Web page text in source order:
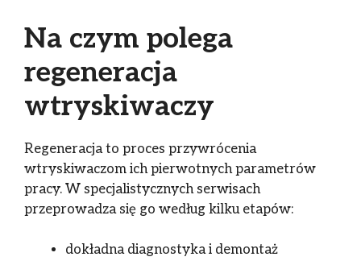
Na czym polega
regeneracja
wtryskiwaczy
Regeneracja to proces przywrócenia
wtryskiwaczom ich pierwotnych parametrów
pracy. W specjalistycznych serwisach
przeprowadza się go według kilku etapów:
dokładna diagnostyka i demontaż